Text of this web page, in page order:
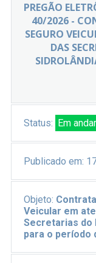
PREGÃO
40/2026 -
SEGURO
DAS
Status: Em
Publicado em:
Objeto:
Veicular em
Secretarias do
para o período